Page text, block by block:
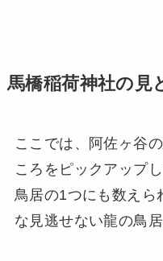
馬橋稲荷神社の見
ここでは、阿佐ヶ谷
ころをピックアップ
鳥居の1つにも数えら
な見逃せない龍の鳥居